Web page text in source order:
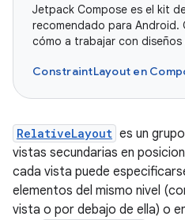
Jetpack Compose es el kit
recomendado para
cómo a trabajar con diseños
ConstraintLayout en
RelativeLayout es un
vistas secundarias en
cada vista puede
elementos del mismo nivel
vista o por debajo de ella) o